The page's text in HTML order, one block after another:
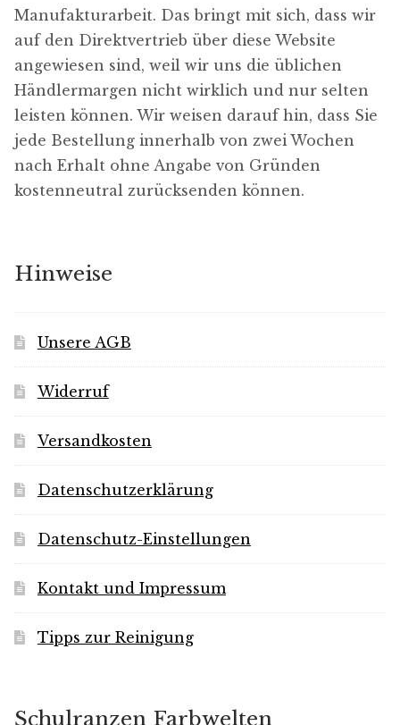
Manufakturarbeit. Das bringt mit sich, dass wir
auf den Direktvertrieb über diese Website
angewiesen sind, weil wir uns die üblichen
Händlermargen nicht wirklich und nur selten
leisten können. Wir weisen darauf hin, dass Sie
jede Bestellung innerhalb von zwei Wochen
nach Erhalt ohne Angabe von Gründen
kostenneutral zurücksenden können.
Hinweise
Unsere AGB
Widerruf
Versandkosten
Datenschutzerklärung
Datenschutz-Einstellungen
Kontakt und Impressum
Tipps zur Reinigung
Schulranzen Farbwelten